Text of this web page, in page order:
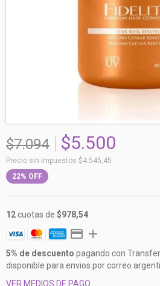
$7.094 $5.500
Precio sin impuestos $4.545,45
22% OFF
12cuotas de $978,54
5% de descuento pagando con
disponible para envios por correo
VER MEDIOS DE PAGO